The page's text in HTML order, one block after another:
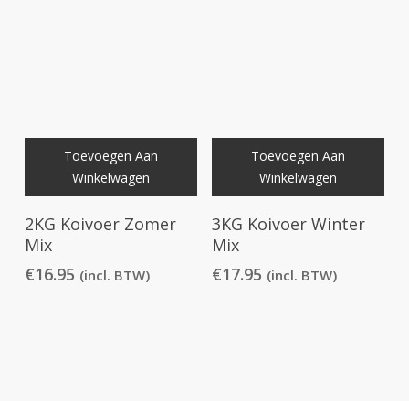
Toevoegen Aan
Winkelwagen
2KG Koivoer Zomer
Mix
€16.95 (incl. BTW)
Toevoegen Aan
Winkelwagen
3KG Koivoer Winter
Mix
€17.95 (incl. BTW)